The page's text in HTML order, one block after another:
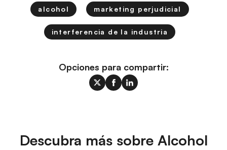
alcohol marketing perjudicial
interferencia de la industria
Opciones para compartir:
Descubra más sobre Alcohol